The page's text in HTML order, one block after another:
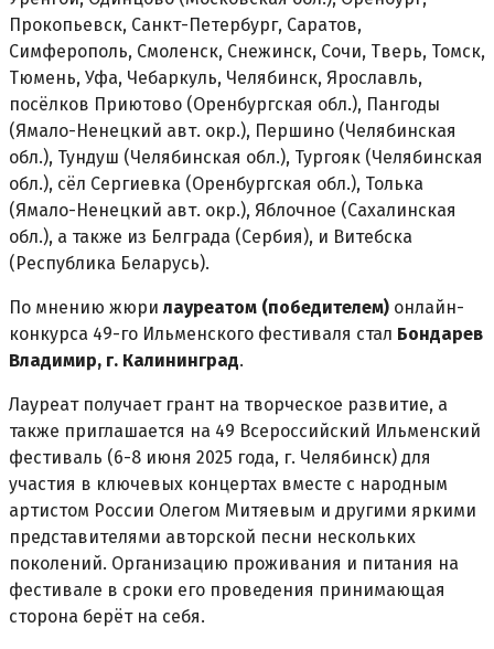
Прокопьевск, Санкт-Петербург, Саратов,
Симферополь, Смоленск, Снежинск, Сочи, Тверь, Томск,
Тюмень, Уфа, Чебаркуль, Челябинск, Ярославль,
посёлков Приютово (Оренбургская обл.), Пангоды
(Ямало-Ненецкий авт. окр.), Першино (Челябинская
обл.), Тундуш (Челябинская обл.), Тургояк (Челябинская
обл.), сёл Сергиевка (Оренбургская обл.), Толька
(Ямало-Ненецкий авт. окр.), Яблочное (Сахалинская
обл.), а также из Белграда (Сербия), и Витебска
(Республика Беларусь).
По мнению жюри лауреатом (победителем) онлайн-
конкурса 49-го Ильменского фестиваля стал Бондарев
Владимир, г. Калининград.
Лауреат получает грант на творческое развитие, а
также приглашается на 49 Всероссийский Ильменский
фестиваль (6-8 июня 2025 года, г. Челябинск) для
участия в ключевых концертах вместе с народным
артистом России Олегом Митяевым и другими яркими
представителями авторской песни нескольких
поколений. Организацию проживания и питания на
фестивале в сроки его проведения принимающая
сторона берёт на себя.